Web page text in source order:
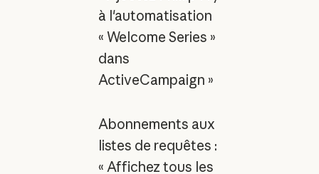
à l'automatisation
« Welcome Series »
dans
ActiveCampaign »
Abonnements aux
listes de requêtes :
« Affichez tous les